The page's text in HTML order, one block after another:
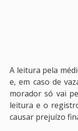
A leitura pela
e, em caso de
morador só vai
leitura e o
causar prejuízo